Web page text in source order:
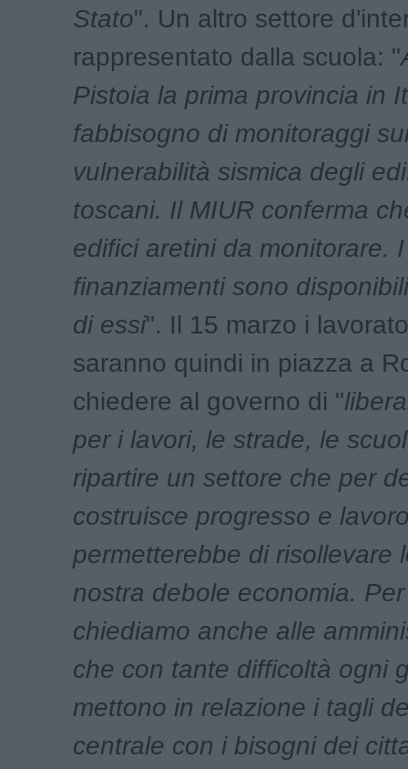
Stato". Un altro settore
rappresentato dalla scuola: "
Pistoia la prima provincia in
fabbisogno di monitoraggi
vulnerabilità sismica degli
toscani. Il MIUR conferma
edifici aretini da monitorare. I
finanziamenti sono
di essi". Il 15 marzo i
saranno quindi in piazza a
chiedere al governo di "
per i lavori, le strade, le
ripartire un settore che per
costruisce progresso e
permetterebbe di risollevare
nostra debole economia.
chiediamo anche alle
che con tante difficoltà ogni
mettono in relazione i tagli
centrale con i bisogni dei